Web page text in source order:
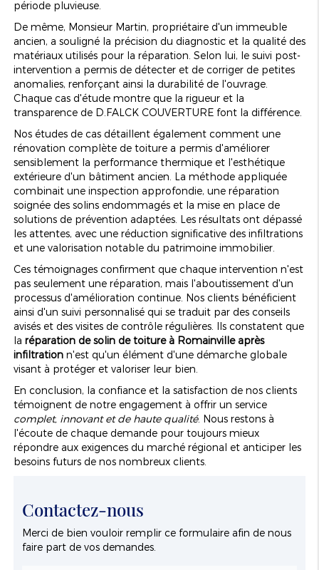
période pluvieuse.
De même, Monsieur Martin, propriétaire d'un immeuble
ancien, a souligné la précision du diagnostic et la qualité des
matériaux utilisés pour la réparation. Selon lui, le suivi post-
intervention a permis de détecter et de corriger de petites
anomalies, renforçant ainsi la durabilité de l'ouvrage.
Chaque cas d'étude montre que la rigueur et la
transparence de D.FALCK COUVERTURE font la différence.
Nos études de cas détaillent également comment une
rénovation complète de toiture a permis d'améliorer
sensiblement la performance thermique et l'esthétique
extérieure d'un bâtiment ancien. La méthode appliquée
combinait une inspection approfondie, une réparation
soignée des solins endommagés et la mise en place de
solutions de prévention adaptées. Les résultats ont dépassé
les attentes, avec une réduction significative des infiltrations
et une valorisation notable du patrimoine immobilier.
Ces témoignages confirment que chaque intervention n'est
pas seulement une réparation, mais l'aboutissement d'un
processus d'amélioration continue. Nos clients bénéficient
ainsi d'un suivi personnalisé qui se traduit par des conseils
avisés et des visites de contrôle régulières. Ils constatent que
la réparation de solin de toiture à Romainville après
infiltrationn'est qu'un élément d'une démarche globale
visant à protéger et valoriser leur bien.
En conclusion, la confiance et la satisfaction de nos clients
témoignent de notre engagement à offrir un service
complet, innovant et de haute qualité. Nous restons à
l'écoute de chaque demande pour toujours mieux
répondre aux exigences du marché régional et anticiper les
besoins futurs de nos nombreux clients.
Contactez-nous
Merci de bien vouloir remplir ce formulaire afin de nous
faire part de vos demandes.